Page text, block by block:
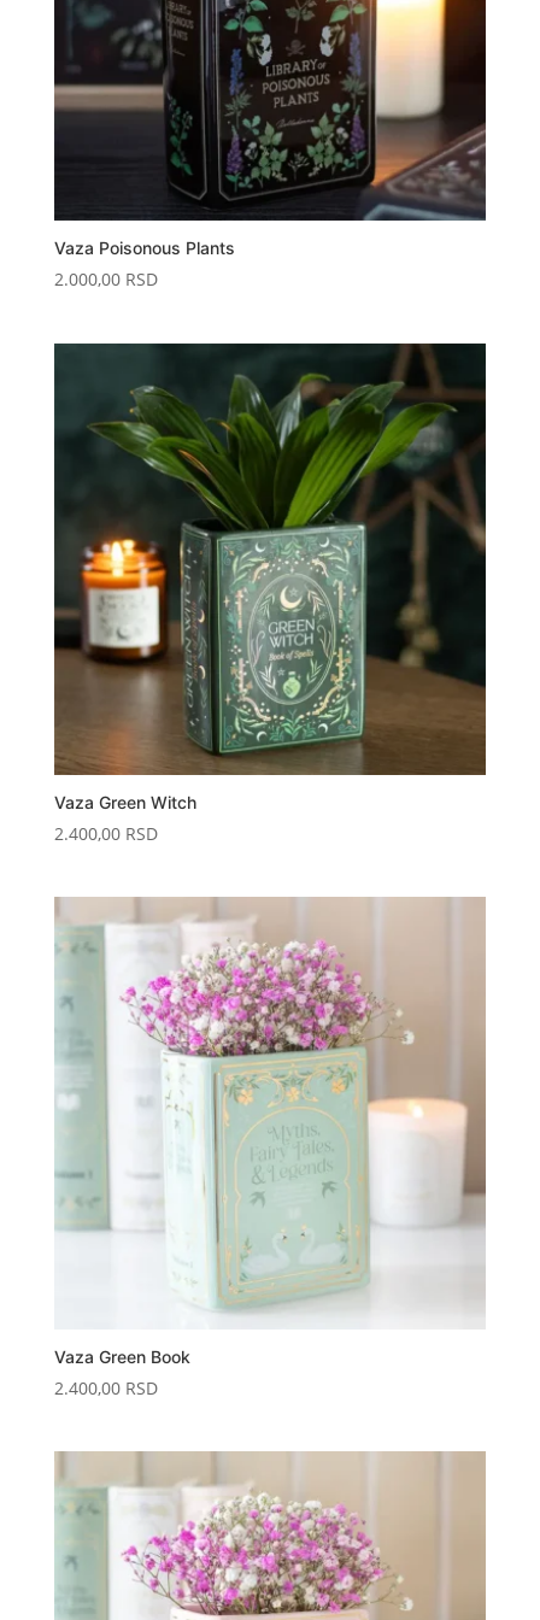
Vaza Poisonous Plants
2.000,00 RSD
Vaza Green Witch
2.400,00 RSD
Vaza Green Book
2.400,00 RSD